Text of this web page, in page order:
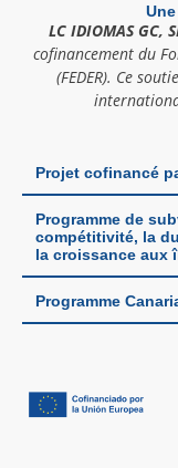
LC IDIOMAS GC,
cofinancement du
(FEDER). Ce
Projet cofinancé
Programme de
compétitivité, la
la croissance aux
Programme